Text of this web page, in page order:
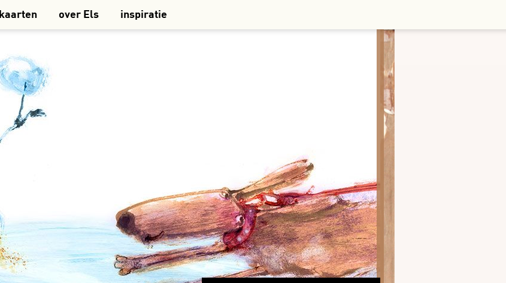
kaarten over Els inspiratie